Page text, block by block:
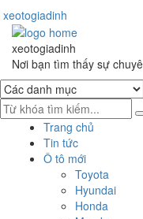
xeotogiadinh
Skip
navigation
Skip
content
xeotogiadinh
Nơi bạn tìm thấy sự
Trang chủ
Tin tức
Ô tô mới
Toyota
Hyundai
Honda